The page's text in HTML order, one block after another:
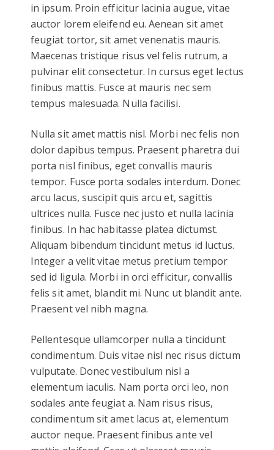
in ipsum. Proin efficitur lacinia augue, vitae
auctor lorem eleifend eu. Aenean sit amet
feugiat tortor, sit amet venenatis mauris.
Maecenas tristique risus vel felis rutrum, a
pulvinar elit consectetur. In cursus eget lectus
finibus mattis. Fusce at mauris nec sem
tempus malesuada. Nulla facilisi.
Nulla sit amet mattis nisl. Morbi nec felis non
dolor dapibus tempus. Praesent pharetra dui
porta nisl finibus, eget convallis mauris
tempor. Fusce porta sodales interdum. Donec
arcu lacus, suscipit quis arcu et, sagittis
ultrices nulla. Fusce nec justo et nulla lacinia
finibus. In hac habitasse platea dictumst.
Aliquam bibendum tincidunt metus id luctus.
Integer a velit vitae metus pretium tempor
sed id ligula. Morbi in orci efficitur, convallis
felis sit amet, blandit mi. Nunc ut blandit ante.
Praesent vel nibh magna.
Pellentesque ullamcorper nulla a tincidunt
condimentum. Duis vitae nisl nec risus dictum
vulputate. Donec vestibulum nisl a
elementum iaculis. Nam porta orci leo, non
sodales ante feugiat a. Nam risus risus,
condimentum sit amet lacus at, elementum
auctor neque. Praesent finibus ante vel